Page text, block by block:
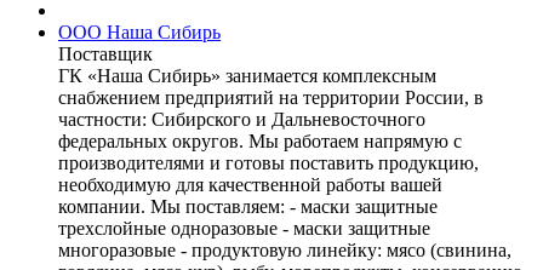
ООО Наша Сибирь
Поставщик
ГК «Наша Сибирь» занимается комплексным
снабжением предприятий на территории России, в
частности: Сибирского и Дальневосточного
федеральных округов. Мы работаем напрямую с
производителями и готовы поставить продукцию,
необходимую для качественной работы вашей
компании. Мы поставляем: - маски защитные
трехслойные одноразовые - маски защитные
многоразовые - продуктовую линейку: мясо (свинина,